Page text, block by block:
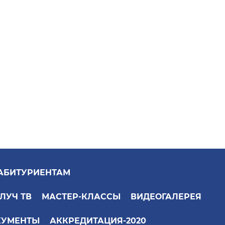
ТВ МАСТЕР-КЛАССЫ ВИДЕОГАЛЕРЕЯ
АККРЕДИТАЦИЯ-2020